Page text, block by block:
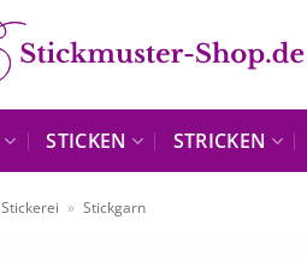
STICKEN STRICKEN
Stickerei » Stickgarn